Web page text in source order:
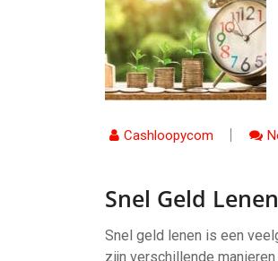
Cashloopycom
Snel Geld
Snel geld lenen is een
zijn verschillende